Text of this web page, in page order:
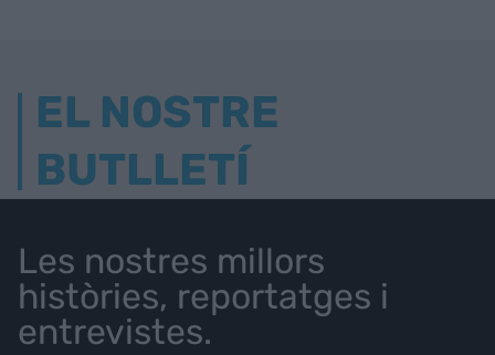
EL NOSTRE
BUTLLETÍ
Les nostres millors
històries, reportatges i
entrevistes.